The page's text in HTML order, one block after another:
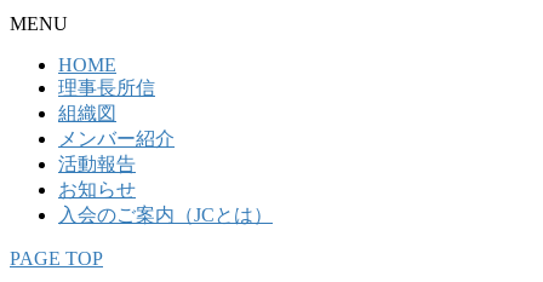
MENU
HOME
理事長所信
組織図
メンバー紹介
活動報告
お知らせ
入会のご案内（JCとは）
PAGE TOP